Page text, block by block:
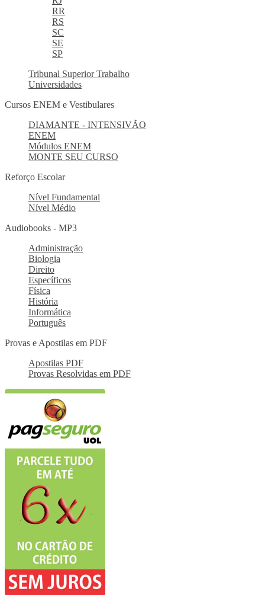
RR
RS
SC
SE
SP
Tribunal Superior Trabalho
Universidades
Cursos ENEM e Vestibulares
DIAMANTE - INTENSIVÃO
ENEM
Módulos ENEM
MONTE SEU CURSO
Reforço Escolar
Nível Fundamental
Nível Médio
Audiobooks - MP3
Administração
Biologia
Direito
Específicos
Física
História
Informática
Português
Provas e Apostilas em PDF
Apostilas PDF
Provas Resolvidas em PDF